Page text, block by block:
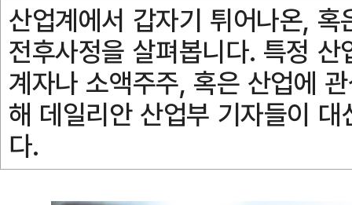
산업계에서 갑자기 튀어나온,
전후사정을 살펴봅니다. 특정 산
계자나 소액주주, 혹은 산업에
해 데일리안 산업부 기자들이
다.